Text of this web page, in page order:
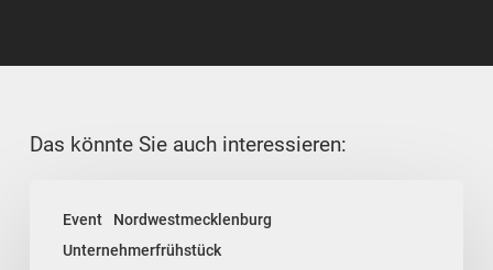
Das könnte Sie auch interessieren:
Event
Nordwestmecklenburg
Unternehmerfrühstück
InnovationPort